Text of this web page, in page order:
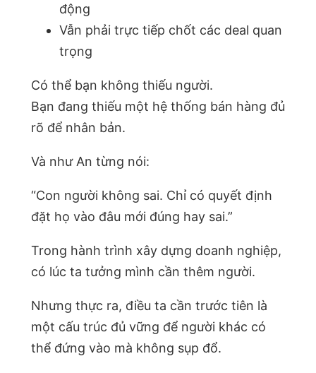
động
Vẫn phải trực tiếp chốt các deal quan
trọng
Có thể bạn không thiếu người.
Bạn đang thiếu một hệ thống bán hàng đủ
rõ để nhân bản.
Và như An từng nói:
“Con người không sai. Chỉ có quyết định
đặt họ vào đâu mới đúng hay sai.”
Trong hành trình xây dựng doanh nghiệp,
có lúc ta tưởng mình cần thêm người.
Nhưng thực ra, điều ta cần trước tiên là
một cấu trúc đủ vững để người khác có
thể đứng vào mà không sụp đổ.